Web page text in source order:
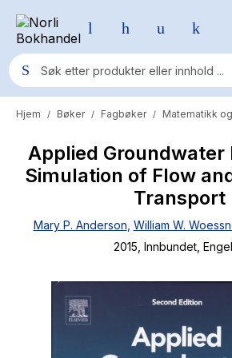
Populære søk
Pokemon
One piece
Fury Bound - Sable Sorensen
Hitster
Hypopressiv trening
Hjem / Bøker / Fagbøker /
Applied
Simulation of Flow
Transport
Mary P. Anderson William W.
2015 , Innbundet ,